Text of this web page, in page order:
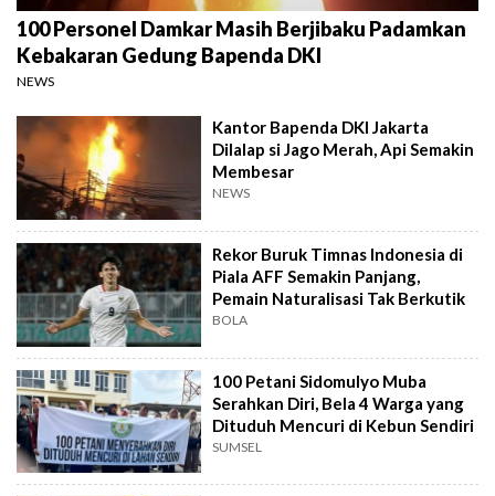
100 Personel Damkar Masih Berjibaku Padamkan
Kebakaran Gedung Bapenda DKI
NEWS
Kantor Bapenda DKI Jakarta
Dilalap si Jago Merah, Api Semakin
Membesar
NEWS
Rekor Buruk Timnas Indonesia di
Piala AFF Semakin Panjang,
Pemain Naturalisasi Tak Berkutik
BOLA
100 Petani Sidomulyo Muba
Serahkan Diri, Bela 4 Warga yang
Dituduh Mencuri di Kebun Sendiri
SUMSEL